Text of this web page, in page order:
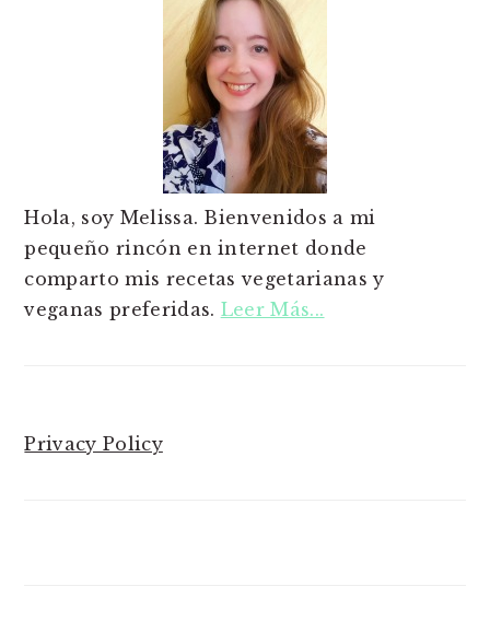
Hola, soy Melissa. Bienvenidos a mi
pequeño rincón en internet donde
comparto mis recetas vegetarianas y
veganas preferidas. Leer Más...
Privacy Policy